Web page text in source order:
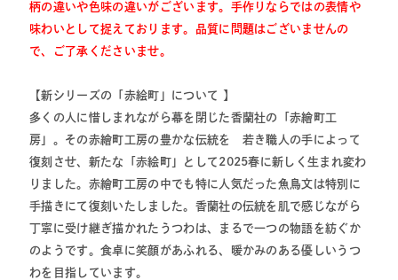
柄の違いや色味の違いがございます。手作りならではの表情や
味わいとして捉えております。品質に問題はございませんの
で、ご了承くださいませ。
【新シリーズの「赤絵町」について 】
多くの人に惜しまれながら幕を閉じた香蘭社の「赤繪町工
房」。その赤繪町工房の豊かな伝統を 若き職人の手によって
復刻させ、新たな「赤絵町」として2025春に新しく生まれ変わ
りました。赤繪町工房の中でも特に人気だった魚鳥文は特別に
手描きにて復刻いたしました。香蘭社の伝統を肌で感じながら
丁寧に受け継ぎ描かれたうつわは、まるで一つの物語を紡ぐか
のようです。食卓に笑顔があふれる、暖かみのある優しいうつ
わを目指しています。